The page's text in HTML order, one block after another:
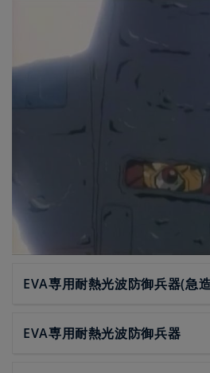
EVA専用耐熱光波防御兵器(急
EVA専用耐熱光波防御兵器